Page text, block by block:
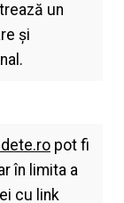
un
şi
pot fi
în limita a
cu link